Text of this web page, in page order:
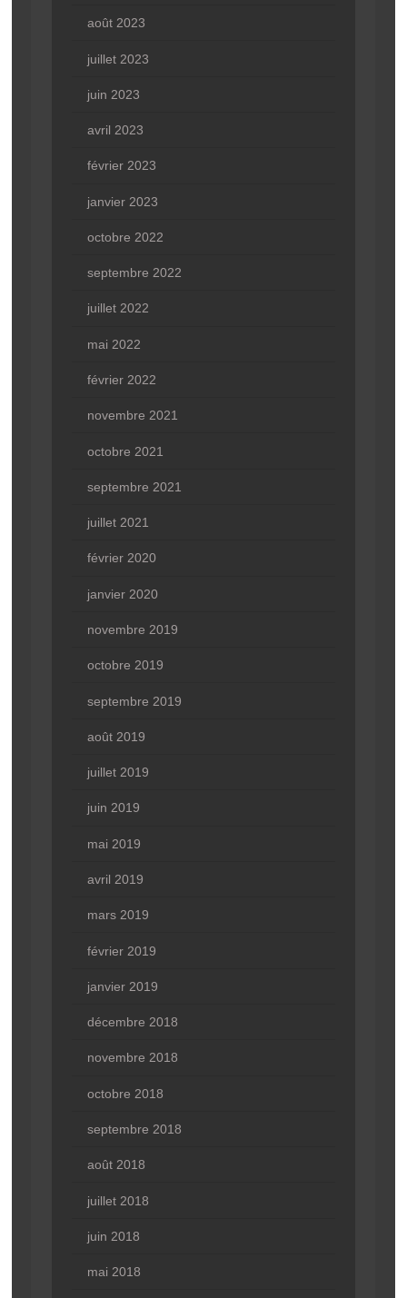
août 2023
juillet 2023
juin 2023
avril 2023
février 2023
janvier 2023
octobre 2022
septembre 2022
juillet 2022
mai 2022
février 2022
novembre 2021
octobre 2021
septembre 2021
juillet 2021
février 2020
janvier 2020
novembre 2019
octobre 2019
septembre 2019
août 2019
juillet 2019
juin 2019
mai 2019
avril 2019
mars 2019
février 2019
janvier 2019
décembre 2018
novembre 2018
octobre 2018
septembre 2018
août 2018
juillet 2018
juin 2018
mai 2018